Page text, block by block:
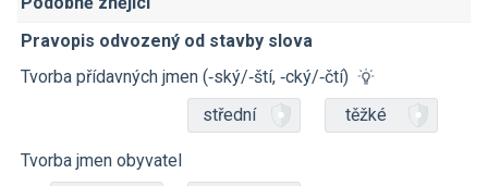
Pravopis odvozený od stavby slova
Tvorba přídavných jmen (‑ský/‑ští, ‑cký/‑čtí)
střední
těžké
Tvorba jmen obyvatel